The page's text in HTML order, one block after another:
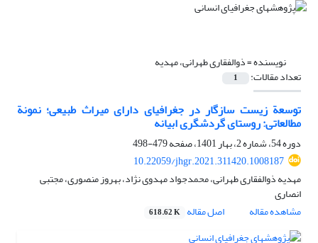
نویسنده =ذوالفقاری طهرانی، مهدیه
تعداد مقالات: 1
توسعة زیست‏ سازگار در جغرافیای دارای میراث طبیعی؛ نمونة
مطالعاتی: روستای گردشگری ابیانه
دوره 54، شماره 2، بهار 1401، صفحه
479-498
10.22059/jhgr.2021.311420.1008187
مهدیه ذوالفقاری طهرانی، محمدجواد مهدوی نژاد، بهروز منصوری، مجتبی
انصاری
مشاهده مقاله
اصل مقاله 618.62 K